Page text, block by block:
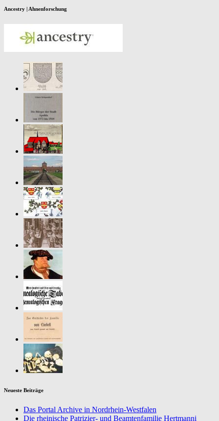
Ancestry | Ahnenforschung
Neueste Beiträge
Das Portal Archive in Nordrhein-Westfalen
Die rheinische Patrizier- und Beamtenfamilie Hertmanni